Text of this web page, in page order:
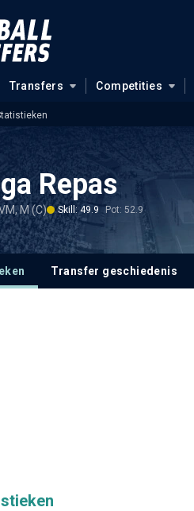
Transfers Competities
Repas
M (C) Skill: 49.9 Pot: 52.9
Transfer geschiedenis